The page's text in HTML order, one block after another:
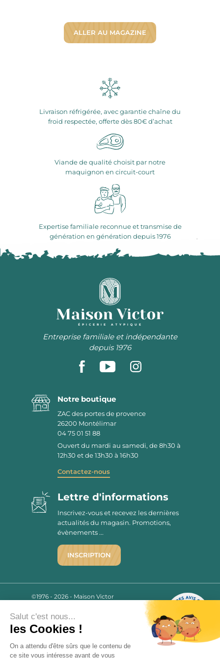
ALLER AU MAGAZINE
Livraison réfrigérée, avec garantie chaîne du
froid respectée, offerte dès 80€ d’achat
Viande de qualité choisit par notre
maquignon en circuit-court
Expertise familiale reconnue et transmise de
génération en génération depuis 1976
ÉPICERIE ATYPIQUE
Entreprise familiale et indépendante
depuis 1976
Notre boutique
ZAC des portes de provence
26200 Montélimar
04 75 01 51 88
Ouvert du mardi au samedi, de 8h30 à
12h30 et de 13h30 à 16h30
Contactez-nous
2779 AVIS
9.7/10
Lettre d'informations
Inscrivez-vous et recevez les dernières
actualités du magasin. Promotions,
évènements ...
INSCRIPTION
©1976 - 2026 - Maison Victor
Mentions légales
C.G.V.
FAQ
Salut c'est nous...
les Cookies !
On a attendu d'être sûrs que le contenu de
ce site vous intéresse avant de vous